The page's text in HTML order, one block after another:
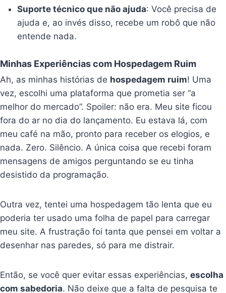
Suporte técnico que não ajuda: Você precisa de
ajuda e, ao invés disso, recebe um robô que não
entende nada.
Minhas Experiências com Hospedagem Ruim
Ah, as minhas histórias de hospedagem ruim! Uma
vez, escolhi uma plataforma que prometia ser “a
melhor do mercado”. Spoiler: não era. Meu site ficou
fora do ar no dia do lançamento. Eu estava lá, com
meu café na mão, pronto para receber os elogios, e
nada. Zero. Silêncio. A única coisa que recebi foram
mensagens de amigos perguntando se eu tinha
desistido da programação.
Outra vez, tentei uma hospedagem tão lenta que eu
poderia ter usado uma folha de papel para carregar
meu site. A frustração foi tanta que pensei em voltar a
desenhar nas paredes, só para me distrair.
Então, se você quer evitar essas experiências,escolha
com sabedoria. Não deixe que a falta de pesquisa te